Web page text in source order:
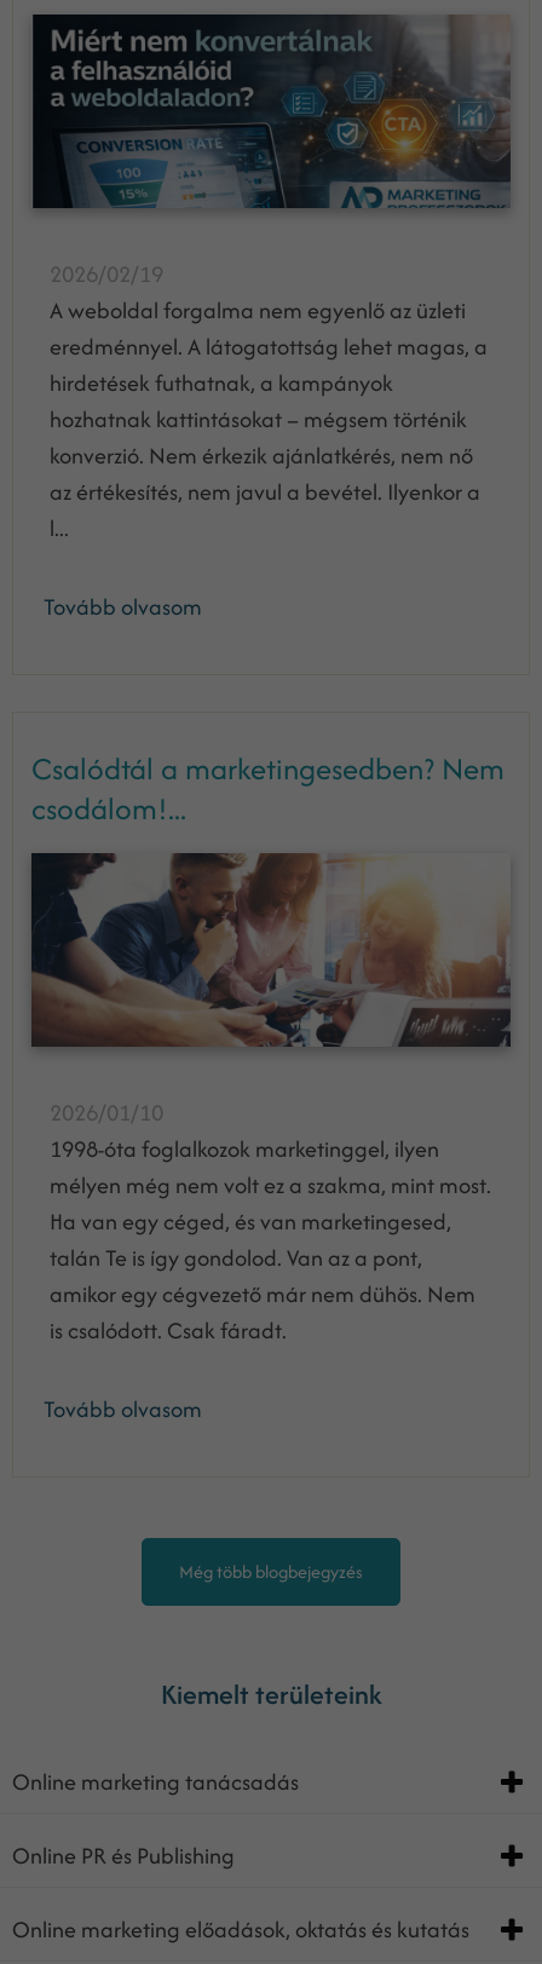
2026/02/19
A weboldal forgalma nem egyenlő az üzleti
eredménnyel. A látogatottság lehet magas, a
hirdetések futhatnak, a kampányok
hozhatnak kattintásokat – mégsem történik
konverzió. Nem érkezik ajánlatkérés, nem nő
az értékesítés, nem javul a bevétel. Ilyenkor a
l...
Tovább olvasom
Csalódtál a marketingesedben? Nem
csodálom!...
2026/01/10
1998-óta foglalkozok marketinggel, ilyen
mélyen még nem volt ez a szakma, mint most.
Ha van egy céged, és van marketingesed,
talán Te is így gondolod. Van az a pont,
amikor egy cégvezető már nem dühös. Nem
is csalódott. Csak fáradt.
Tovább olvasom
Még több blogbejegyzés
Kiemelt területeink
Online marketing tanácsadás
Online PR és Publishing
Online marketing előadások, oktatás és kutatás